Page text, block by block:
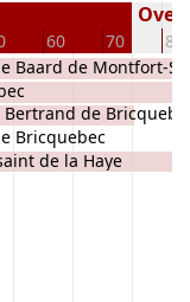
60 70 80
Baard de Montfort-
de
Bricquebec
de la Haye